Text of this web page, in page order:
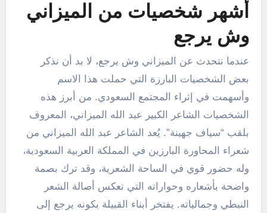
أشهر شخصيات من الميزاني
وش يرجع
عندما نتحدث عن الميزاني وش يرجع، لا بد أن نذكر
بعض الشخصيات البارزة التي حملت هذا الاسم
وأسهمت في إثراء المجتمع السعودي. من أبرز هذه
الشخصيات الشاعر الكبير عبد الله الميزاني، المعروف
بلقب “سياف جهينة”. يُعد الشاعر عبد الله الميزاني من
شعراء المحاورة البارزين في المملكة العربية السعودية،
وله حضور قوي في الساحة الشعرية، وقد ترك بصمة
واضحة بأشعاره وحواراته التي تعكس أصالة الشعر
النبطي وجمالياته. يفتخر أبناء القبيلة بكونه يرجع إلى